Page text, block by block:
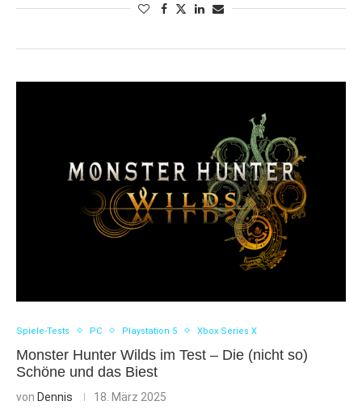
Spiele-Tests PC Playstation 5 Xbox Series X
Monster Hunter Wilds im Test – Die (nicht so)
Schöne und das Biest
von Dennis 18. März 2025